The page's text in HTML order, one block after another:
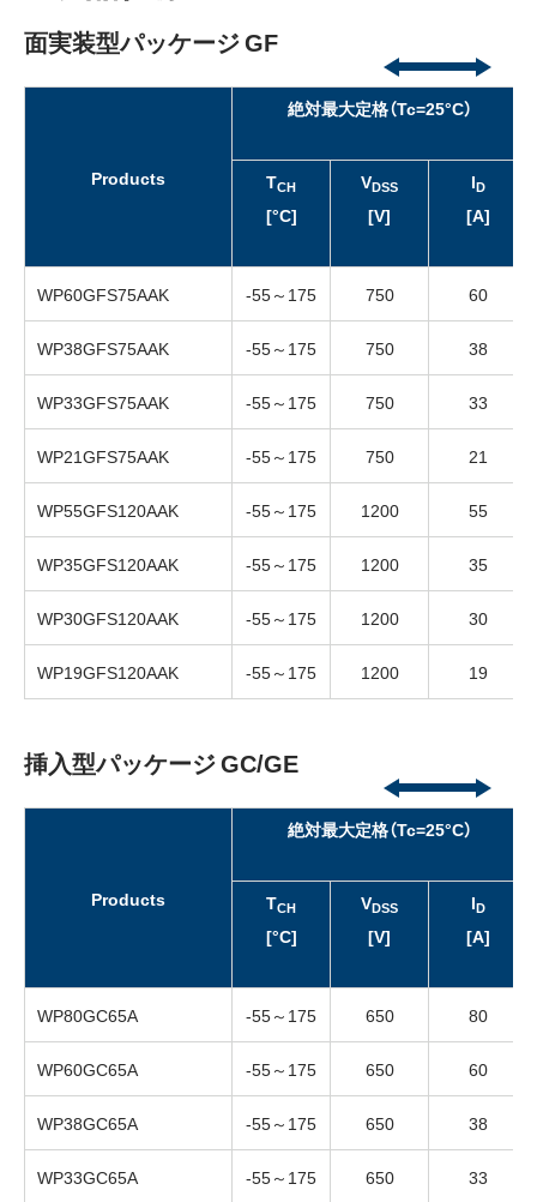
面実装型パッケージ GF
Products
絶対最大定格（Tc=25°C）
TCH
[°C]
VDSS
[V]
ID
[A]
WP60GFS75AAK -55～175 750 60
WP38GFS75AAK -55～175 750 38
WP33GFS75AAK -55～175 750 33
WP21GFS75AAK -55～175 750 21
WP55GFS120AAK -55～175 1200 55
WP35GFS120AAK -55～175 1200 35
WP30GFS120AAK -55～175 1200 30
WP19GFS120AAK -55～175 1200 19
挿入型パッケージ GC/GE
Products
絶対最大定格（Tc=25°C）
TCH
[°C]
VDSS
[V]
ID
[A]
WP80GC65A -55～175 650 80
WP60GC65A -55～175 650 60
WP38GC65A -55～175 650 38
WP33GC65A -55～175 650 33